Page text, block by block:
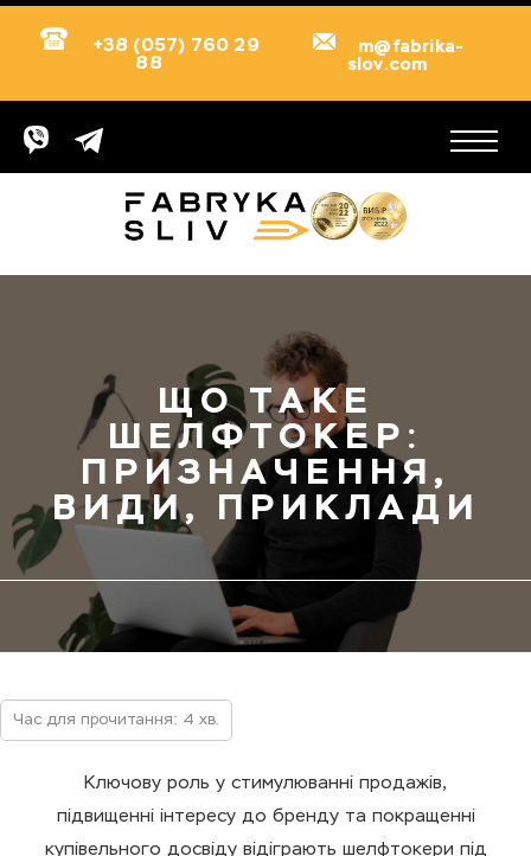
+38 (057) 760 29
88
m@fabrika-
slov.com
ЩО ТАКЕ
ШЕЛФТОКЕР:
ПРИЗНАЧЕННЯ,
ВИДИ, ПРИКЛАДИ
Час для прочитання: 4 хв.
Ключову роль у стимулюванні продажів,
підвищенні інтересу до бренду та покращенні
купівельного досвіду відіграють шелфтокери під